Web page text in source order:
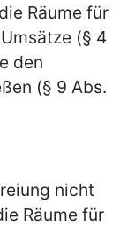
Räume für
(§ 4
den
(§ 9 Abs.
nicht
Räume für